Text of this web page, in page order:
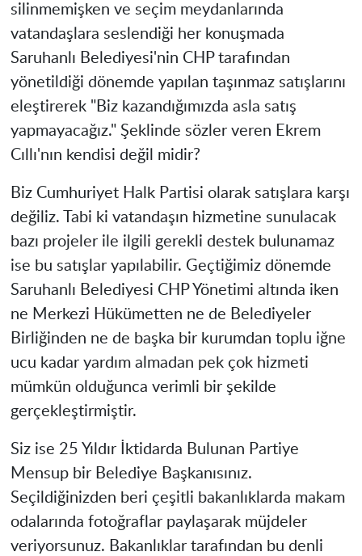
silinmemişken ve seçim meydanlarında
vatandaşlara seslendiği her konuşmada
Saruhanlı Belediyesi'nin CHP tarafından
yönetildiği dönemde yapılan taşınmaz satışlarını
eleştirerek "Biz kazandığımızda asla satış
yapmayacağız." Şeklinde sözler veren Ekrem
Cıllı'nın kendisi değil midir?
Biz Cumhuriyet Halk Partisi olarak satışlara karşı
değiliz. Tabi ki vatandaşın hizmetine sunulacak
bazı projeler ile ilgili gerekli destek bulunamaz
ise bu satışlar yapılabilir. Geçtiğimiz dönemde
Saruhanlı Belediyesi CHP Yönetimi altında iken
ne Merkezi Hükümetten ne de Belediyeler
Birliğinden ne de başka bir kurumdan toplu iğne
ucu kadar yardım almadan pek çok hizmeti
mümkün olduğunca verimli bir şekilde
gerçekleştirmiştir.
Siz ise 25 Yıldır İktidarda Bulunan Partiye
Mensup bir Belediye Başkanısınız.
Seçildiğinizden beri çeşitli bakanlıklarda makam
odalarında fotoğraflar paylaşarak müjdeler
veriyorsunuz. Bakanlıklar tarafından bu denli